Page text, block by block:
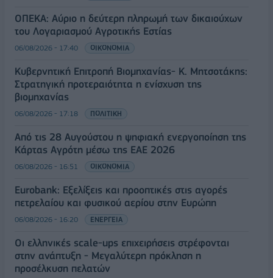
ΟΠΕΚΑ: Αύριο η δεύτερη πληρωμή των δικαιούχων
του Λογαριασμού Αγροτικής Εστίας
06/08/2026 - 17:40 ΟΙΚΟΝΟΜΙΑ
Κυβερνητική Επιτροπή Βιομηχανίας- Κ. Μητσοτάκης:
Στρατηγική προτεραιότητα η ενίσχυση της
βιομηχανίας
06/08/2026 - 17:18 ΠΟΛΙΤΙΚΗ
Από τις 28 Αυγούστου η ψηφιακή ενεργοποίηση της
Κάρτας Αγρότη μέσω της ΕΑΕ 2026
06/08/2026 - 16:51 ΟΙΚΟΝΟΜΙΑ
Eurobank: Εξελίξεις και προοπτικές στις αγορές
πετρελαίου και φυσικού αερίου στην Ευρώπη
06/08/2026 - 16:20 ΕΝΕΡΓΕΙΑ
Οι ελληνικές scale-ups επιχειρήσεις στρέφονται
στην ανάπτυξη - Μεγαλύτερη πρόκληση η
προσέλκυση πελατών